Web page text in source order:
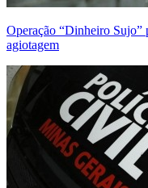
Operação “Dinheiro Sujo”
agiotagem